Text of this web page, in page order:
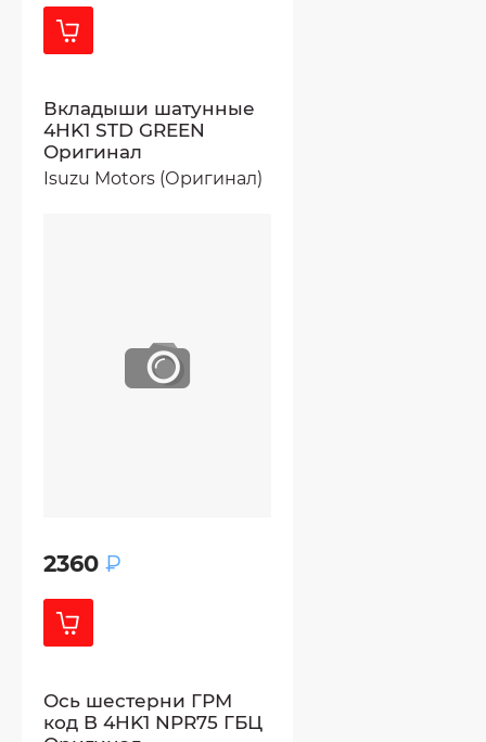
Вкладыши шатунные
4HK1 STD GREEN
Оригинал
Isuzu Motors (Оригинал)
2360 ₽
Ось шестерни ГРМ
код B 4HK1 NPR75 ГБЦ